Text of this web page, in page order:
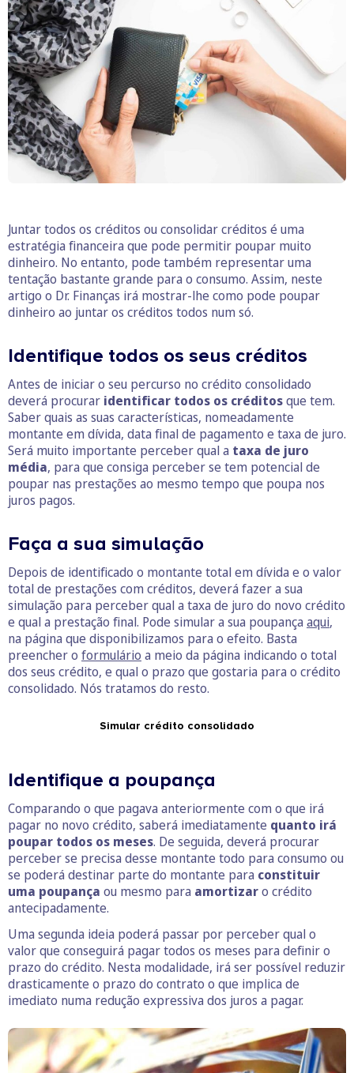
Juntar todos os créditos ou consolidar créditos é uma
estratégia financeira que pode permitir poupar muito
dinheiro. No entanto, pode também representar uma
tentação bastante grande para o consumo. Assim, neste
artigo o Dr. Finanças irá mostrar-lhe como pode poupar
dinheiro ao juntar os créditos todos num só.
Identifique todos os seus créditos
Antes de iniciar o seu percurso no crédito consolidado
deverá procurar identificar todos os créditosque tem.
Saber quais as suas características, nomeadamente
montante em dívida, data final de pagamento e taxa de juro.
Será muito importante perceber qual a taxa de juro
média, para que consiga perceber se tem potencial de
poupar nas prestações ao mesmo tempo que poupa nos
juros pagos.
Faça a sua simulação
Depois de identificado o montante total em dívida e o valor
total de prestações com créditos, deverá fazer a sua
simulação para perceber qual a taxa de juro do novo crédito
e qual a prestação final. Pode simular a sua poupança aqui,
na página que disponibilizamos para o efeito. Basta
preencher o formulário a meio da página indicando o total
dos seus crédito, e qual o prazo que gostaria para o crédito
consolidado. Nós tratamos do resto.
Simular crédito consolidado
Identifique a poupança
Comparando o que pagava anteriormente com o que irá
pagar no novo crédito, saberá imediatamente quanto irá
poupar todos os meses. De seguida, deverá procurar
perceber se precisa desse montante todo para consumo ou
se poderá destinar parte do montante para constituir
uma poupança ou mesmo para amortizaro crédito
antecipadamente.
Uma segunda ideia poderá passar por perceber qual o
valor que conseguirá pagar todos os meses para definir o
prazo do crédito. Nesta modalidade, irá ser possível reduzir
drasticamente o prazo do contrato o que implica de
imediato numa redução expressiva dos juros a pagar.